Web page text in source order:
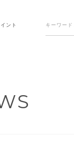
ント